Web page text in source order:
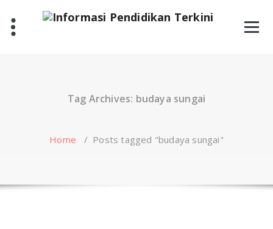
content
Tag Archives: budaya sungai
Home / Posts tagged "budaya sungai"